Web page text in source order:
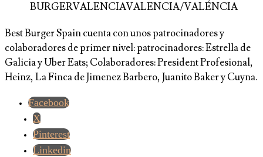
BURGERVALENCIAVALENCIA/VALÉNCIA
Best Burger Spain cuenta con unos patrocinadores y
colaboradores de primer nivel: patrocinadores: Estrella de
Galicia y Uber Eats; Colaboradores: President Profesional,
Heinz, La Finca de Jimenez Barbero, Juanito Baker y Cuyna.
Facebook
X
Pinterest
Linkedin